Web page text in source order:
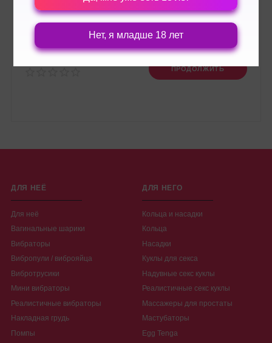
Нет, я младше 18 лет
ПРОДОЛЖИТЬ
ДЛЯ НЕЁ
Для неё
Вагинальные шарики
Вибраторы
Вибропули / виброяйца
Вибротрусики
Мини вибраторы
Реалистичные вибраторы
Накладная грудь
Помпы
ДЛЯ НЕГО
Кольца и насадки
Кольца
Насадки
Куклы для секса
Надувные секс куклы
Реалистичные секс куклы
Массажеры для простаты
Мастубаторы
Egg Tenga